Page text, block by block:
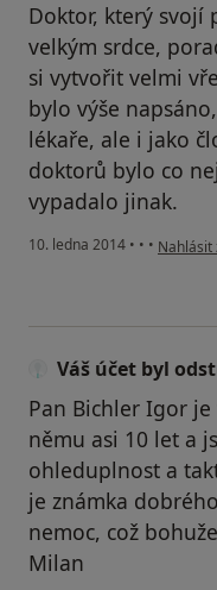
Doktor, který svojí
velkým srdce,
si vytvořit velmi
bylo výše
lékaře, ale i jako
doktorů bylo co
vypadalo jinak.
10. ledna 2014 • • • podle
Nahlásit
Váš účet byl
Pan Bichler Igor
němu asi 10 let a
ohleduplnost a
je známka
nemoc, což
Milan